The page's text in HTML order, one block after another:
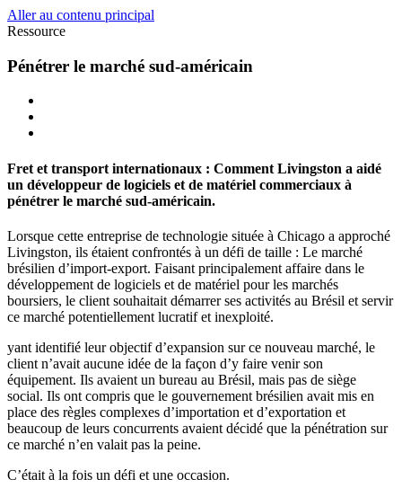
Aller au contenu principal
Ressource
Pénétrer le marché sud-américain
Fret et transport internationaux : Comment Livingston a aidé
un développeur de logiciels et de matériel commerciaux à
pénétrer le marché sud-américain.
Lorsque cette entreprise de technologie située à Chicago a approché
Livingston, ils étaient confrontés à un défi de taille : Le marché
brésilien d’import-export. Faisant principalement affaire dans le
développement de logiciels et de matériel pour les marchés
boursiers, le client souhaitait démarrer ses activités au Brésil et servir
ce marché potentiellement lucratif et inexploité.
yant identifié leur objectif d’expansion sur ce nouveau marché, le
client n’avait aucune idée de la façon d’y faire venir son
équipement. Ils avaient un bureau au Brésil, mais pas de siège
social. Ils ont compris que le gouvernement brésilien avait mis en
place des règles complexes d’importation et d’exportation et
beaucoup de leurs concurrents avaient décidé que la pénétration sur
ce marché n’en valait pas la peine.
C’était à la fois un défi et une occasion.